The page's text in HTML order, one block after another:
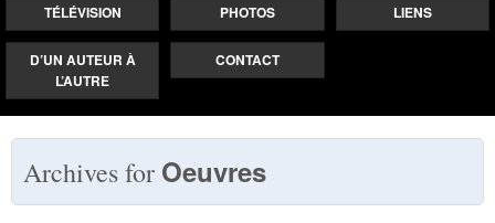
TÉLÉVISION PHOTOS LIENS
D’UN AUTEUR À
L’AUTRE
CONTACT
Archives for Oeuvres